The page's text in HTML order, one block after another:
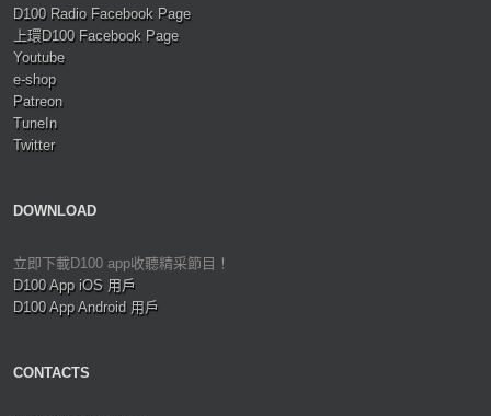
D100 Radio Facebook Page
上環D100 Facebook Page
Youtube
e-shop
Patreon
TuneIn
Twitter
DOWNLOAD
立即下載D100 app收聽精采節目！
D100 App iOS 用戶
D100 App Android 用戶
CONTACTS